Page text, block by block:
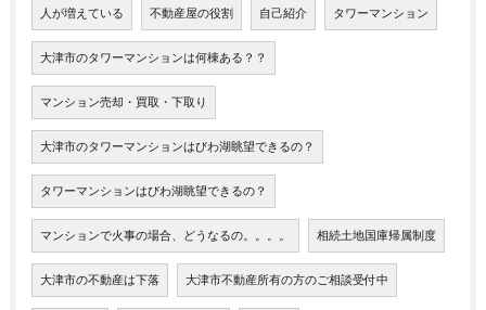
人が増えている 不動産屋の役割 自己紹介 タワーマンション
大津市のタワーマンションは何棟ある？？
マンション売却・買取・下取り
大津市のタワーマンションはびわ湖眺望できるの？
タワーマンションはびわ湖眺望できるの？
マンションで火事の場合、どうなるの。。。。 相続土地国庫帰属制度
大津市の不動産は下落 大津市不動産所有の方のご相談受付中